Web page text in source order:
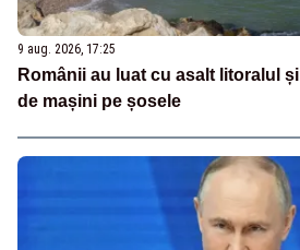
9 aug. 2026, 17:25
Românii au luat cu asalt litoralul
de mașini pe șosele